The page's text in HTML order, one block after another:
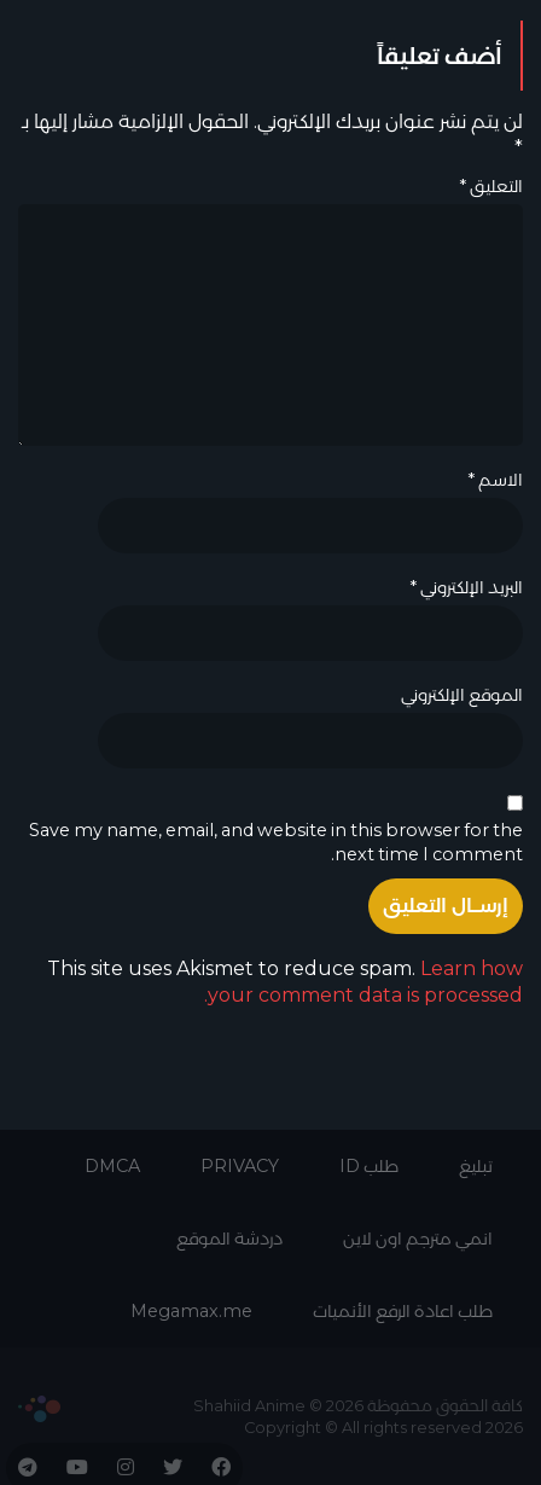
أضف تعليقاً
لن يتم نشر عنوان بريدك الإلكتروني. الحقول الإلزامية مشار إليها بـ
*
التعليق*
الاسم *
البريد الإلكتروني*
الموقع الإلكتروني
Save my name, email, and website in this browser for the
next time I comment.
This site uses Akismet to reduce spam. Learn how
your comment data is processed.
تبليغ طلب ID PRIVACY
DMCA
انمي مترجم اون لاين دردشة الموقع
طلب اعادة الرفع الأنميات Megamax.me
كافة الحقوق محفوظة Shahiid Anime © 2026
Copyright © All rights reserved 2026